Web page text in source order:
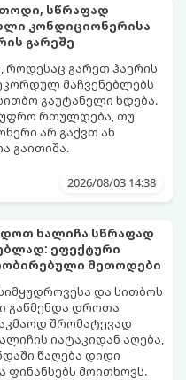
სწრაფად
კონდიციონერისა
გარეშე
როდესაც გარეთ ჰაერის
მაჩვენებლებს
გაუტანელი ხდება.
უფრო რთულდება, თუ
არ გაქვთ ან
გაითიშა.
ყოფითი ხრიკები,
სპეციალური
და
მეთოდს:
2026/08/03 14:38
ხალიჩა სწრაფად
ეფექტური
მეთოდები
და სითბოს
გაწმენდა დროთა
შრომატევად
იატაკიდან აღება,
წაღება დიდი
ფინანსებს მოითხოვს.